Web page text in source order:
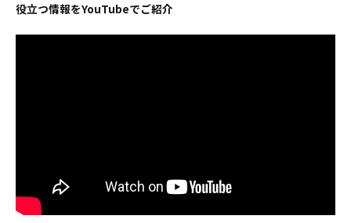
役立つ情報をYouTubeでご紹介